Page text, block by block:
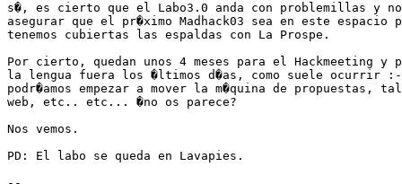
s�, es cierto que el Labo3.0 anda con problemillas y no
asegurar que el pr�ximo Madhack03 sea en este espacio
tenemos cubiertas las espaldas con La Prospe.
Por cierto, quedan unos 4 meses para el Hackmeeting y
la lengua fuera los �ltimos d�as, como suele ocurrir
podr�amos empezar a mover la m�quina de propuestas,
web, etc.. etc... �no os parece?
Nos vemos.
PD: El labo se queda en Lavapies.